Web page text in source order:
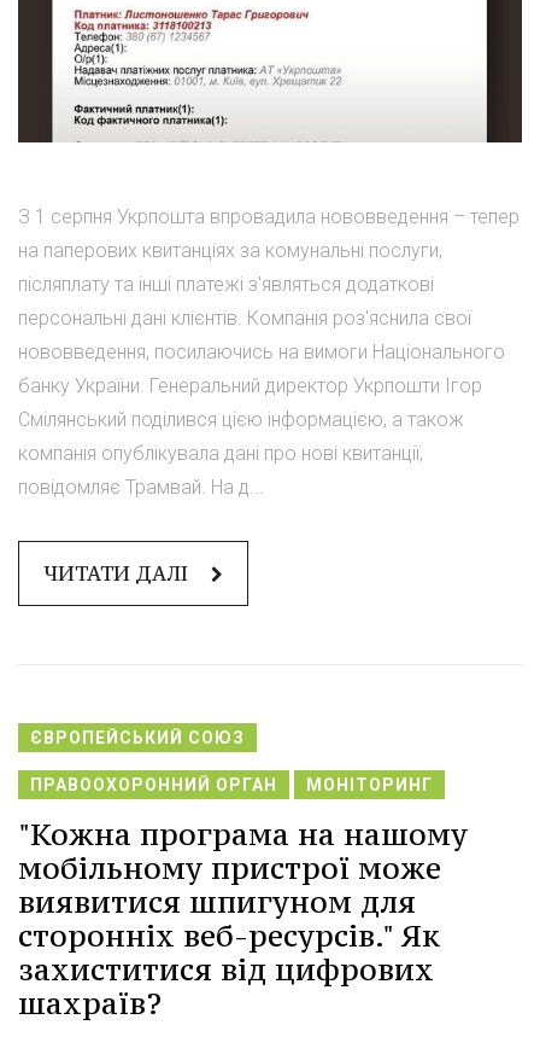
З 1 серпня Укрпошта впровадила нововведення – тепер
на паперових квитанціях за комунальні послуги,
післяплату та інші платежі з'являться додаткові
персональні дані клієнтів. Компанія роз'яснила свої
нововведення, посилаючись на вимоги Національного
банку України. Генеральний директор Укрпошти Ігор
Смілянський поділився цією інформацією, а також
компанія опублікувала дані про нові квитанції,
повідомляє Трамвай. На д...
ЧИТАТИ ДАЛІ
ЄВРОПЕЙСЬКИЙ СОЮЗ
ПРАВООХОРОННИЙ ОРГАН МОНІТОРИНГ
"Кожна програма на нашому
мобільному пристрої може
виявитися шпигуном для
сторонніх веб-ресурсів." Як
захиститися від цифрових
шахраїв?